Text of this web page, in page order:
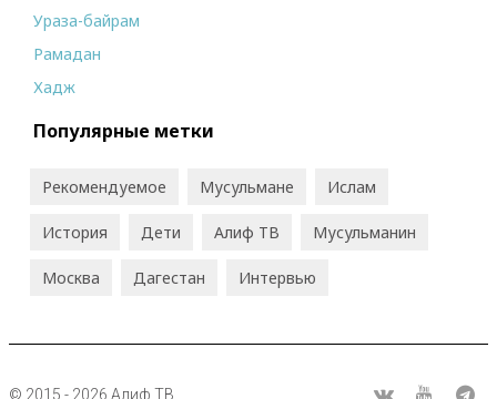
Ураза-байрам
Рамадан
Хадж
Популярные метки
Рекомендуемое Мусульмане Ислам
История Дети Алиф ТВ Мусульманин
Москва Дагестан Интервью
© 2015 - 2026 Алиф ТВ